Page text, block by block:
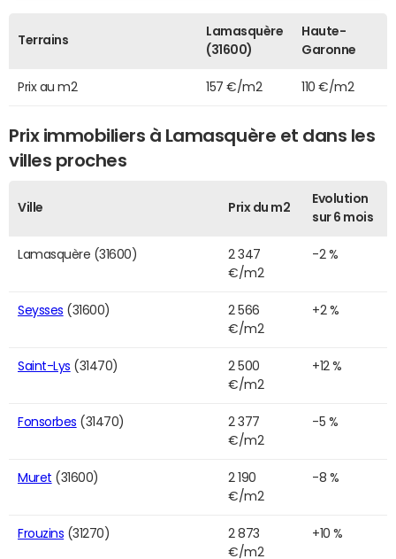
Terrains
Lamasquère
(31600)
Haute-
Garonne
Prix au m2 157 €/m2 110 €/m2
Prix immobiliers à Lamasquère et dans les
villes proches
Ville Prix du m2
Evolution
sur 6 mois
Lamasquère (31600)
2 347
€/m2
-2 %
Seysses (31600)
2 566
€/m2
+2 %
Saint-Lys (31470)
2 500
€/m2
+12 %
Fonsorbes (31470)
2 377
€/m2
-5 %
Muret (31600)
2 190
€/m2
-8 %
Frouzins (31270)
2 873
€/m2
+10 %